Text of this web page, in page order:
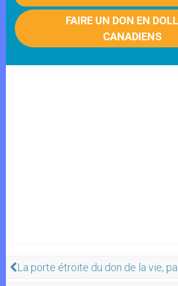
FAIRE UN DON EN
CANADIENS
La porte étroite du don de la vie,